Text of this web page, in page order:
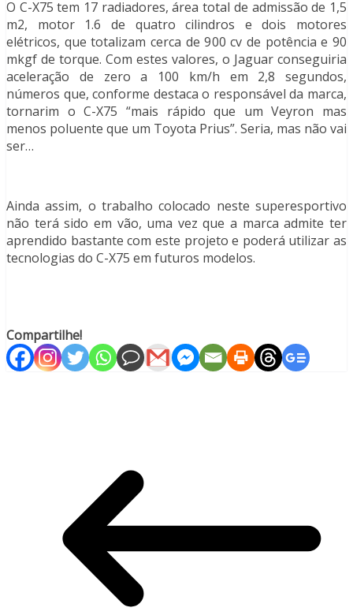
O C-X75 tem 17 radiadores, área total de admissão de 1,5
m2, motor 1.6 de quatro cilindros e dois motores
elétricos, que totalizam cerca de 900 cv de potência e 90
mkgf de torque. Com estes valores, o Jaguar conseguiria
aceleração de zero a 100 km/h em 2,8 segundos,
números que, conforme destaca o responsável da marca,
tornarim o C-X75 “mais rápido que um Veyron mas
menos poluente que um Toyota Prius”. Seria, mas não vai
ser…
Ainda assim, o trabalho colocado neste superesportivo
não terá sido em vão, uma vez que a marca admite ter
aprendido bastante com este projeto e poderá utilizar as
tecnologias do C-X75 em futuros modelos.
Compartilhe!